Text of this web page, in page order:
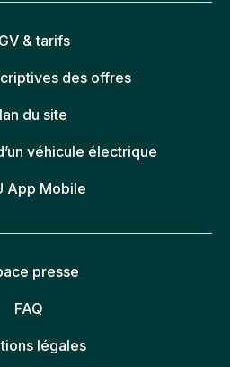
& tarifs
des offres
du site
véhicule électrique
App Mobile
presse
FAQ
légales